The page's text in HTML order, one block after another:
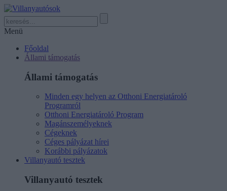
Menü
Főoldal
Állami támogatás
Állami támogatás
Minden egy helyen az Otthoni Energiatároló
Programról
Otthoni Energiatároló Program
Magánszemélyeknek
Cégeknek
Céges pályázat hírei
Korábbi pályázatok
Villanyautó tesztek
Villanyautó tesztek